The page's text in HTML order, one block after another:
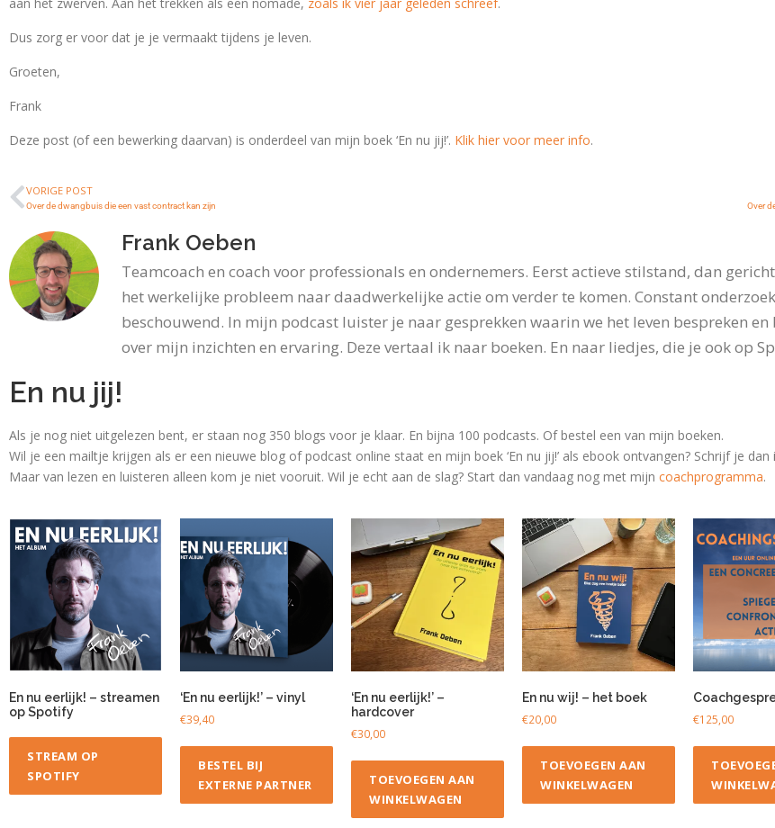
Dus zorg er voor dat je je vermaakt tijdens je leven.
Groeten,
Frank
Deze post (of een bewerking daarvan) is onderdeel van mijn boek ‘En nu jij!’. Klik hier voor meer info.
VORIGE POST
Over de dwangbuis die een vast contract kan zijn Over
Frank Oeben
Teamcoach en coach voor professionals en ondernemers. Eerst actieve stilstand, dan
het werkelijke probleem naar daadwerkelijke actie om verder te komen. Constant
beschouwend. In mijn podcast luister je naar gesprekken waarin we het leven bespreken
over mijn inzichten en ervaring. Deze vertaal ik naar boeken. En naar liedjes, die je ook op
En nu jij!
Als je nog niet uitgelezen bent, er staan nog 350 blogs voor je klaar. En bijna 100 podcasts. Of bestel een van mijn boeken.
Wil je een mailtje krijgen als er een nieuwe blog of podcast online staat en mijn boek ‘En nu jij!’ als ebook ontvangen? Schrijf je
Maar van lezen en luisteren alleen kom je niet vooruit. Wil je echt aan de slag? Start dan vandaag nog met mijn coachprogramma.
En nu eerlijk! – streamen
op Spotify
STREAM OP
SPOTIFY
‘En nu eerlijk!’ – vinyl
€39,40
BESTEL BIJ
EXTERNE PARTNER
‘En nu eerlijk!’ –
hardcover
€30,00
TOEVOEGEN AAN
WINKELWAGEN
En nu wij! – het boek
€20,00
TOEVOEGEN AAN
WINKELWAGEN
€125,00